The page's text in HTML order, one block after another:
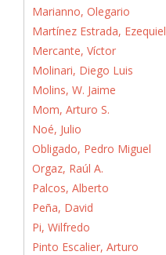
Marianno, Olegario
Martínez Estrada, Ezequiel
Mercante, Víctor
Molinari, Diego Luis
Molins, W. Jaime
Mom, Arturo S.
Noé, Julio
Obligado, Pedro Miguel
Orgaz, Raúl A.
Palcos, Alberto
Peña, David
Pi, Wilfredo
Pinto Escalier, Arturo